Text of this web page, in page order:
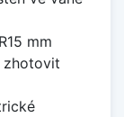
mm
zhotovit